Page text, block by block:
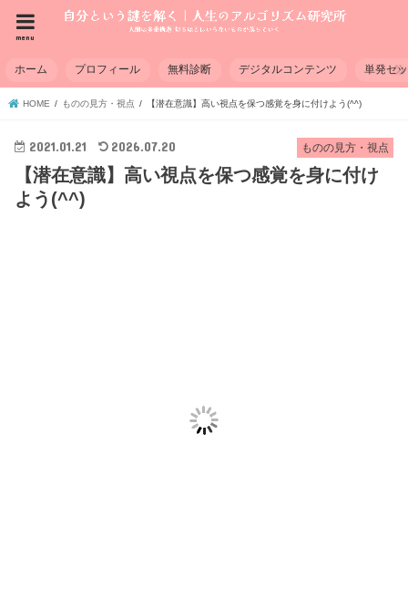
menu
ホーム プロフィール 無料診断 デジタルコンテンツ 単発セ
HOME ものの見方・視点 【潜在意識】高い視点を保つ感覚を身に付けよう(^^)
ものの見方・視点
2021.01.21 2026.07.20
【潜在意識】高い視点を保つ感覚を身に付け
よう(^^)